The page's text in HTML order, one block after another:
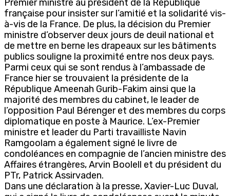
Premier ministre au président de la République
française pour insister sur l’amitié et la solidarité vis-
à-vis de la France. De plus, la décision du Premier
ministre d’observer deux jours de deuil national et
de mettre en berne les drapeaux sur les bâtiments
publics souligne la proximité entre nos deux pays.
Parmi ceux qui se sont rendus à l’ambassade de
France hier se trouvaient la présidente de la
République Ameenah Gurib-Fakim ainsi que la
majorité des membres du cabinet, le leader de
l’opposition Paul Bérenger et des membres du corps
diplomatique en poste à Maurice. L’ex-Premier
ministre et leader du Parti travailliste Navin
Ramgoolam a également signé le livre de
condoléances en compagnie de l’ancien ministre des
Affaires étrangères, Arvin Boolell et du président du
PTr, Patrick Assirvaden.
Dans une déclaration à la presse, Xavier-Luc Duval,